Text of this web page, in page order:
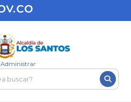
Administrar